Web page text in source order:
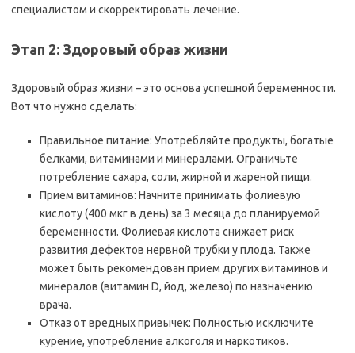
специалистом и скорректировать лечение.
Этап 2: Здоровый образ жизни
Здоровый образ жизни – это основа успешной беременности.
Вот что нужно сделать:
Правильное питание: Употребляйте продукты, богатые
белками, витаминами и минералами. Ограничьте
потребление сахара, соли, жирной и жареной пищи.
Прием витаминов: Начните принимать фолиевую
кислоту (400 мкг в день) за 3 месяца до планируемой
беременности. Фолиевая кислота снижает риск
развития дефектов нервной трубки у плода. Также
может быть рекомендован прием других витаминов и
минералов (витамин D, йод, железо) по назначению
врача.
Отказ от вредных привычек: Полностью исключите
курение, употребление алкоголя и наркотиков.